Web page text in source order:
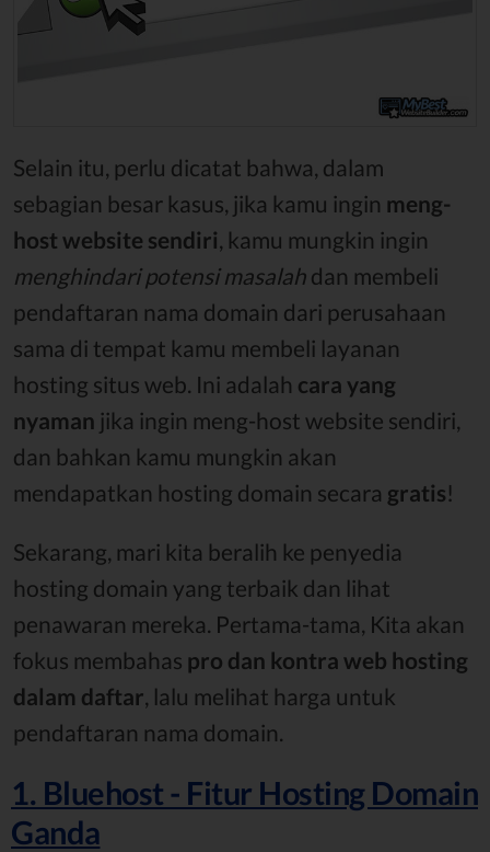
Selain itu, perlu dicatat bahwa, dalam
sebagian besar kasus, jika kamu ingin meng-
host website sendiri, kamu mungkin ingin
menghindari potensi masalah dan membeli
pendaftaran nama domain dari perusahaan
sama di tempat kamu membeli layanan
hosting situs web. Ini adalah cara yang
nyaman jika ingin meng-host website sendiri,
dan bahkan kamu mungkin akan
mendapatkan hosting domain secara gratis!
Sekarang, mari kita beralih ke penyedia
hosting domain yang terbaik dan lihat
penawaran mereka. Pertama-tama, Kita akan
fokus membahas pro dan kontra web hosting
dalam daftar, lalu melihat harga untuk
pendaftaran nama domain.
1. Bluehost - Fitur Hosting Domain
Ganda